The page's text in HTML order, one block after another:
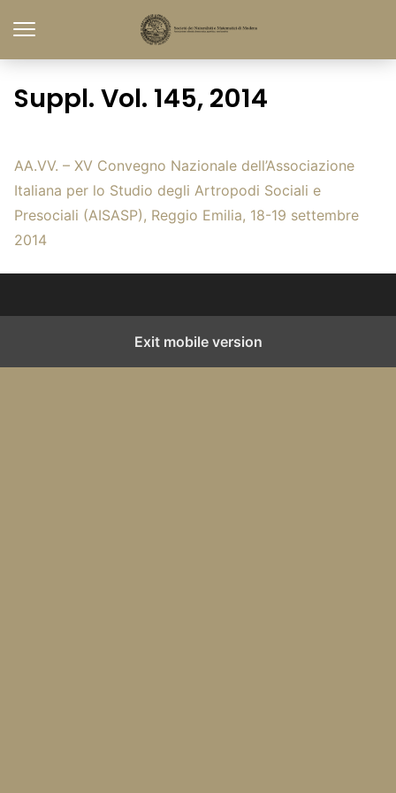
Suppl. Vol. 145, 2014
AA.VV. – XV Convegno Nazionale dell’Associazione
Italiana per lo Studio degli Artropodi Sociali e
Presociali (AISASP), Reggio Emilia, 18-19 settembre
2014
Exit mobile version